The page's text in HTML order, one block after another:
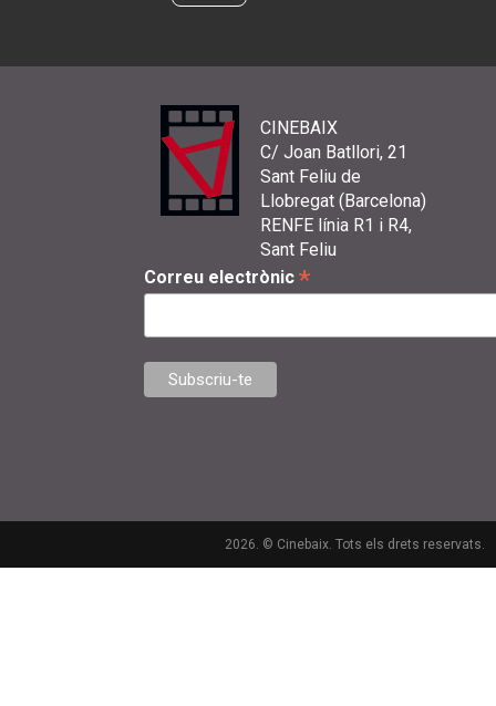
CINEBAIX
C/ Joan Batllori, 21
Sant Feliu de
Llobregat (Barcelona)
RENFE línia R1 i R4,
Sant Feliu
Correu electrònic *
2026. © Cinebaix. Tots els drets reservats.